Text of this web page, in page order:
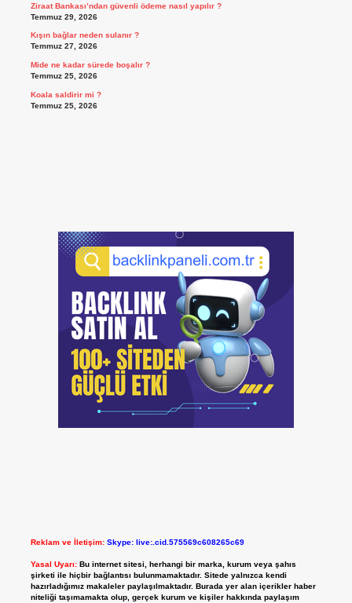
Ziraat Bankası’ndan güvenli ödeme nasıl yapılır ?
Temmuz 29, 2026
Kışın bağlar neden sulanır ?
Temmuz 27, 2026
Mide ne kadar sürede boşalır ?
Temmuz 25, 2026
Koala saldirir mi ?
Temmuz 25, 2026
Reklam ve İletişim: Skype: live:.cid.575569c608265c69
Yasal Uyarı: Bu internet sitesi, herhangi bir marka, kurum veya şahıs
şirketi ile hiçbir bağlantısı bulunmamaktadır. Sitede yalnızca kendi
hazırladığımız makaleler paylaşılmaktadır. Burada yer alan içerikler haber
niteliği taşımamakta olup, gerçek kurum ve kişiler hakkında paylaşım